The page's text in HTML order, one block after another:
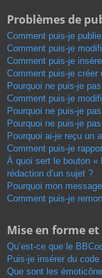
Problèmes de
Comment puis-je
Comment puis-je
Comment puis-je
Comment puis-je créer
Pourquoi ne puis-je
Comment puis-je
Pourquoi ne puis-je
Pourquoi ne puis-je
Pourquoi ai-je reçu un
Comment puis-je
À quoi sert le bouton «
rédaction d’un sujet ?
Pourquoi mon
Comment puis-je
Mise en forme
Qu’est-ce que le
Puis-je insérer du code
Que sont les